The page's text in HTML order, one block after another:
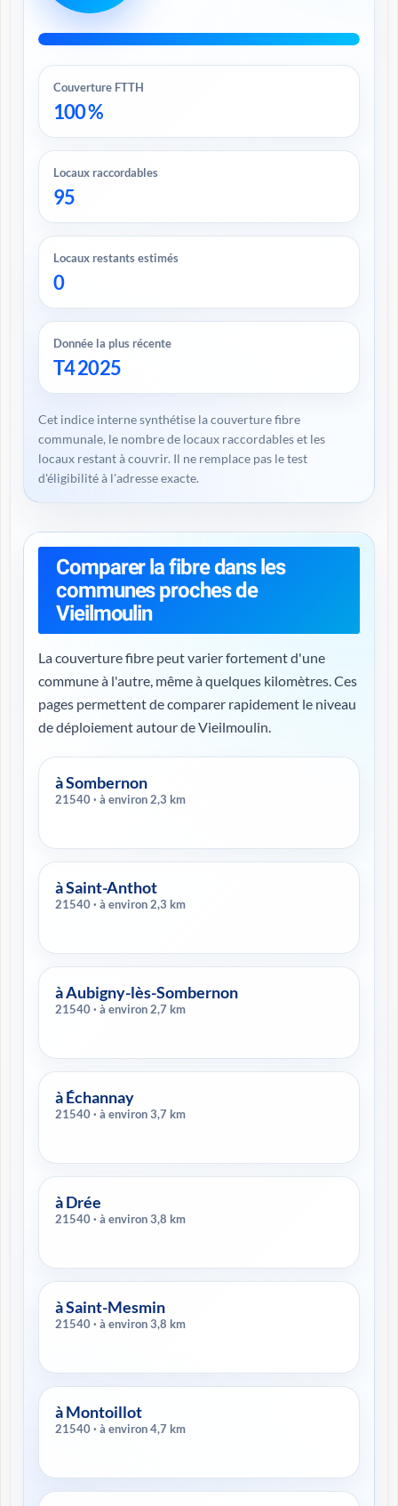
Couverture FTTH
100 %
Locaux raccordables
95
Locaux restants estimés
0
Donnée la plus récente
T4 2025
Cet indice interne synthétise la couverture fibre
communale, le nombre de locaux raccordables et les
locaux restant à couvrir. Il ne remplace pas le test
d'éligibilité à l'adresse exacte.
Comparer la fibre dans les
communes proches de
Vieilmoulin
La couverture fibre peut varier fortement d'une
commune à l'autre, même à quelques kilomètres. Ces
pages permettent de comparer rapidement le niveau
de déploiement autour de Vieilmoulin.
à Sombernon
21540 · à environ 2,3 km
à Saint-Anthot
21540 · à environ 2,3 km
à Aubigny-lès-Sombernon
21540 · à environ 2,7 km
à Échannay
21540 · à environ 3,7 km
à Drée
21540 · à environ 3,8 km
à Saint-Mesmin
21540 · à environ 3,8 km
à Montoillot
21540 · à environ 4,7 km